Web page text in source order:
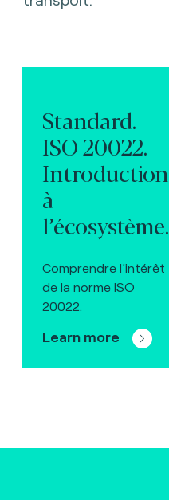
Standard.
ISO 20022.
Introduction
à
l’écosystème.
Comprendre l’intérêt
de la norme ISO
20022.
Learn more